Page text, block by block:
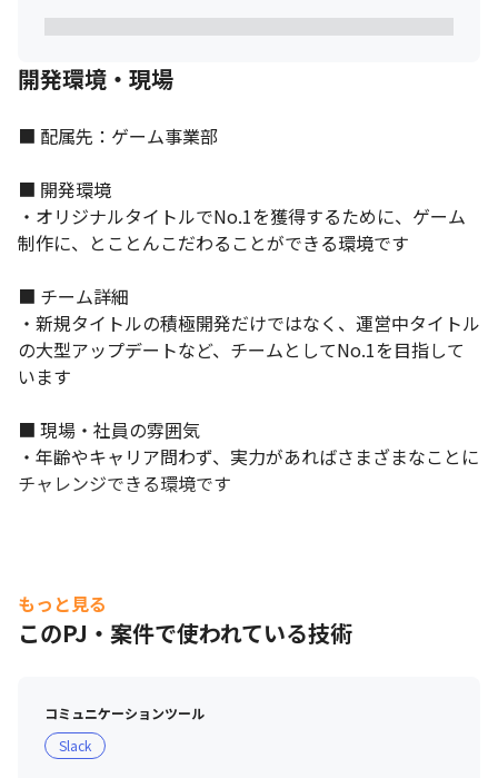
開発環境・現場
■ 配属先：ゲーム事業部
■ 開発環境
・オリジナルタイトルでNo.1を獲得するために、ゲーム
制作に、とことんこだわることができる環境です
■ チーム詳細
・新規タイトルの積極開発だけではなく、運営中タイトル
の大型アップデートなど、チームとしてNo.1を目指して
います
■ 現場・社員の雰囲気
・年齢やキャリア問わず、実力があればさまざまなことに
チャレンジできる環境です
もっと見る
このPJ・案件で使われている技術
コミュニケーションツール
Slack